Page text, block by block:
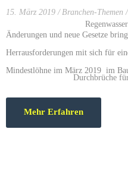
15. März 2019 Branchen-Themen
Änderungen und neue Gesetze
Herrausforderungen mit sich für
Mindestlöhne im März 2019 im
Mehr Erfahren